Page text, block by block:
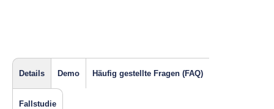
Details Demo Häufig gestellte Fragen (FAQ)
Fallstudie